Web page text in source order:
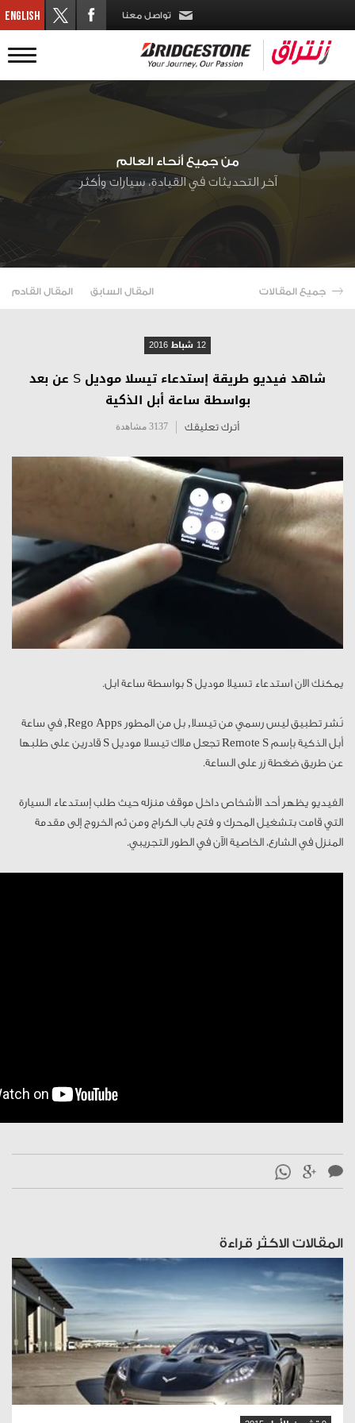
تواصل معنا
من جميع أنحاء العالم
آخر التحديثات في القيادة، سيارات وأكثر
جميع المقالات المقال السابق المقال القادم
12 شباط 2016
شاهد فيديو طريقة إستدعاء تيسلا موديل S عن بعد
بواسطة ساعة أبل الذكية
أترك تعليقك 3137 مشاهدة
يمكنك الان استدعاء تسيلا موديل S بواسطة ساعة ابل.
نُشر تطبيق ليس رسمي من تيسلا, بل من المطور Rego Apps, في ساعة
أبل الذكية بإسم Remote S تجعل ملاك تيسلا موديل S قادرين على طلبها
عن طريق ضغطة زر على الساعة.
الفيديو يظهر أحد الأشخاص داخل موقف منزله حيث طلب إستدعاء السيارة
التي قامت بتشغيل المحرك و فتح باب الكراج ومن ثم الخروج إلى مقدمة
المنزل في الشارع، الخاصية الآن في الطور التجريبي.
المقالات الاكثر قراءة
قراءة المقال